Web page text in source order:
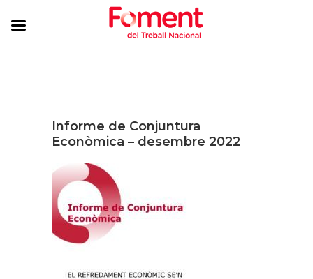
Informe de Conjuntura
Econòmica – desembre 2022